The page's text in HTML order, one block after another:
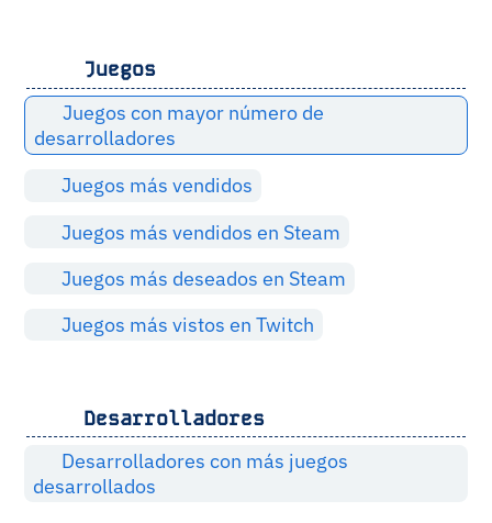
Juegos
Juegos con mayor número de
desarrolladores
Juegos más vendidos
Juegos más vendidos en Steam
Juegos más deseados en Steam
Juegos más vistos en Twitch
Desarrolladores
Desarrolladores con más juegos
desarrollados